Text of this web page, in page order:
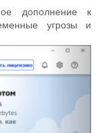
дополнение к
угрозы и